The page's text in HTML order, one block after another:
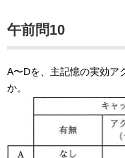
午前問10
A〜Dを、主記憶の実効ア
か。